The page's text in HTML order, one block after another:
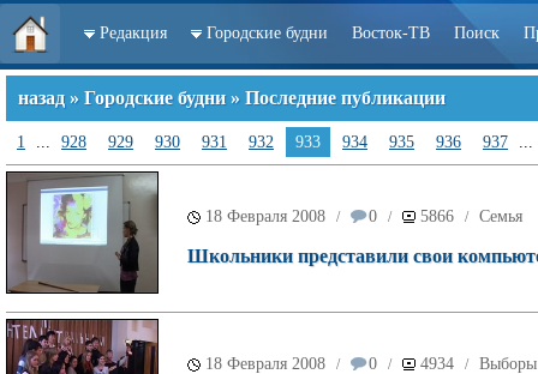
Редакция Городские будни Восток-ТВ Поиск
назад » Городские будни » Последние публикации
1 ... 928 929 930 931 932 933 934 935 936 937 ...
18 Февраля 2008 / 0 / 5866 / Семья
Школьники представили свои
18 Февраля 2008 / 0 / 4934 / Выборы